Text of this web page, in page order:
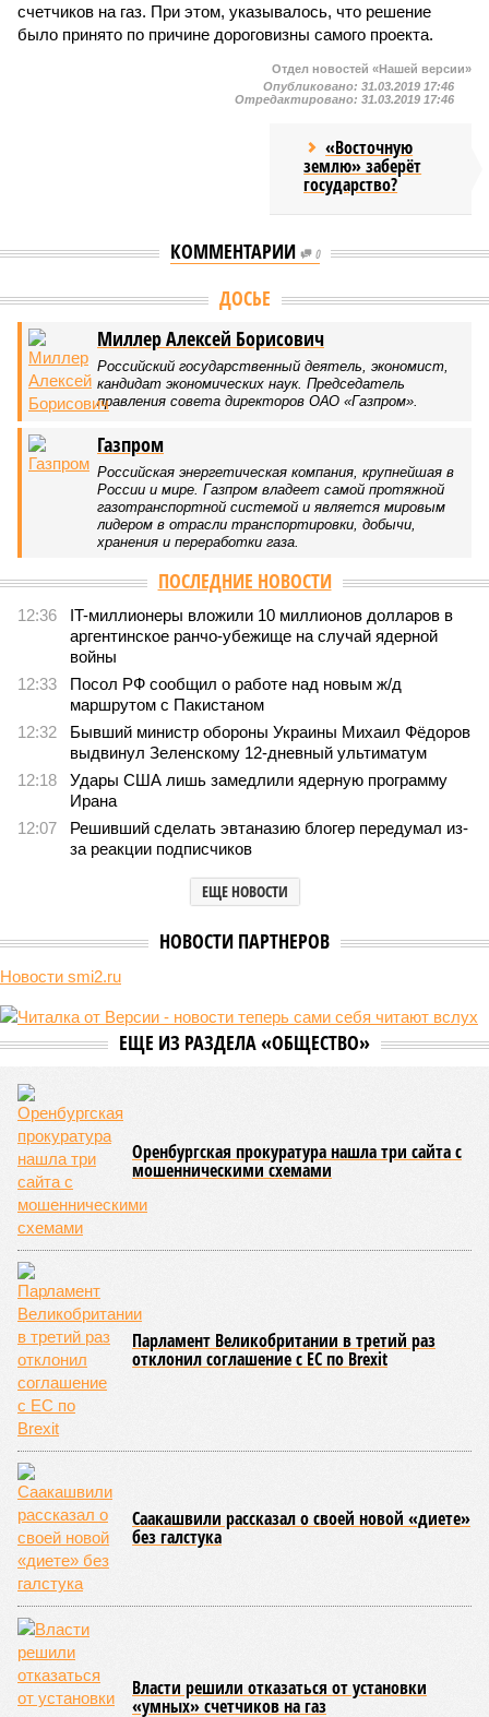
счетчиков на газ. При этом, указывалось, что решение
было принято по причине дороговизны самого проекта.
Отдел новостей «Нашей версии»
Опубликовано: 31.03.2019 17:46
Отредактировано: 31.03.2019 17:46
«Восточную
землю» заберёт
государство?
КОММЕНТАРИИ 0
Версия //Конфликт //В нескольких станциях от уже сданного
«Сказочного леса» пайщики ЖК «Станция Л» продолжают ждать от
компании Capital Group начала реальной достройки
В нескольких станциях от уже сданного «Сказочного
леса» пайщики ЖК «Станция Л» продолжают ждать от
компании Capital Group начала реальной достройки
«Станция ожидания» для дольщиков
В нескольких станциях от уже сданного «Сказочного леса» пайщики ЖК
«Станция Л» продолжают ждать от компании Capital Group начала
реальной достройки (изображение сгенерировано ИИ)
Пока в Ярославском районе СВАО дольщики «Сказочного леса»
уже получают ключи – в мае 2026 года были получены
заключение о соответствии проектной документации и
разрешение на ввод жилищного комплекса в эксплуатацию –
совсем недалеко, в паре станций метро южнее, на Люблинской
улице, картина, можно сказать, прямо противоположная.
Сюжет:Недвижимость
банкрот Seven Suns Development, та же анонсированная
за прошедшие два года результатов, по словам дольщиков,
практически не видно. Поинформациииз профильных
порталов, первую очередь ЖК строители обещают сдать к
декабрю 2026 г., вторую – к марту 2028-го. Но никто при
сроки должны материализоваться? На строительной
площадке, по свидетельствам дольщиков, регулярно
бывающих у забора, какая-либо техника отсутствует. Ни
бетононасосов, ни работающих кранов, ни признаков
мобилизации подрядчиков. При том, что до «декабря 2026»
осталось менее полугода.
Если в «Сказочном лесу» техзаказчик публично
отчитывался о поэтапной готовности – 90%, затем 97%, с
конкретными инженерными работами (усиление
монолитных конструкций, устранение проектных ошибок) –
то по «Станции Л» подобной публичной отчётности
дольщики не видят. Ни Capital Group, ни кураторы
строительства не подтверждают ни соблюдения графика
строительства, ни объёма фактически выполненных работ.
Напрашивается закономерный вопрос: если
декларируемая «Capital Group модель (достраивать
проблемные объекты SSD») сработала на
Лосиноостровской, почему она не масштабируется на
Люблино? И означает ли отсутствие техники на площадке,
что в реальности подрядчик по «Станции Л» ещё даже не
определён?Митингии палаточные лагеря у объекта в
2025–2026 годах, похоже, не изменили ситуацию.
последние месяцы в личном общении нам перестали
называть даже ориентировочные сроки», – рассказывают
расстроенные дольщики.